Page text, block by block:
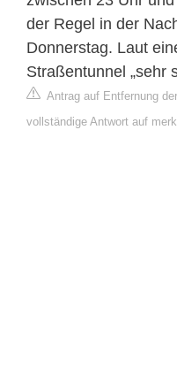
der Regel in der
Donnerstag. Laut
Straßentunnel „sehr
Antrag auf Entfernung
vollständige Antwort auf